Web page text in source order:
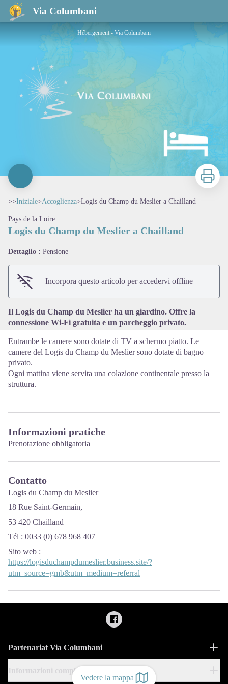
Via Columbani
Logis du Champ du Meslier a Chailland
Vedere la mappa
Hébergement - Via Columbani
Stampa
>>Iniziale>Accoglienza>Logis du Champ du Meslier a Chailland
Pays de la Loire
Logis du Champ du Meslier a Chailland
Dettaglio : Pensione
Incorpora questo articolo per accedervi offline
Il Logis du Champ du Meslier ha un giardino. Offre la
connessione Wi-Fi gratuita e un parcheggio privato.
Entrambe le camere sono dotate di TV a schermo piatto. Le
camere del Logis du Champ du Meslier sono dotate di bagno
privato.
Ogni mattina viene servita una colazione continentale presso la
struttura.
Informazioni pratiche
Prenotazione obbligatoria
Contatto
Logis du Champ du Meslier
18 Rue Saint-Germain,
53 420 Chailland
Tél : 0033 (0) 678 968 407
Sito web :
https://logisduchampdumeslier.business.site/?
utm_source=gmb&utm_medium=referral
Partenariat Via Columbani
Informazioni complementari